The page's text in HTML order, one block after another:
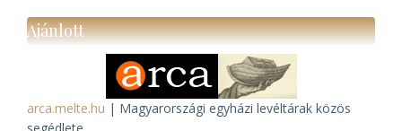
Ajánlott
arca.melte.hu | Magyarországi egyházi levéltárak közös